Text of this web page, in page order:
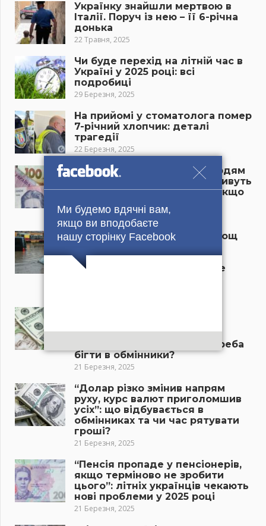
Ми будемо вдячні вам,
якщо ви вподобаєте
нашу сторінку Facebook
Українку знайшли мертвою в
Італії. Поруч із нею – її 6-річна
донька
22 Травня, 2025
Чи буде перехід на літній час в
Україні у 2025 році: всі
подробиці
29 Березня, 2025
На прийомі у стоматолога помер
7-річний хлопчик: деталі
трагедії
22 Березня, 2025
“Пенсія буде підвищена людям
з цієї категорії, гроші попливуть
рікою”: виплати зростуть, якщо
ви належете до цієї групи
22 Березня, 2025
Потужна злива і могутній дощ
прогноз налякав самих
синоптиків: куди завтра пре
приголомшив усіх”: скільки
тепер коштує валюта, чи треба
бігти в обмінники?
21 Березня, 2025
“Долар різко змінив напрям
руху, курс валют приголомшив
усіх”: що відбувається в
обмінниках та чи час рятувати
гроші?
21 Березня, 2025
“Пенсія пропаде у пенсіонерів,
якщо терміново не зробити
цього”: літніх українців чекають
нові проблеми у 2025 році
21 Березня, 2025